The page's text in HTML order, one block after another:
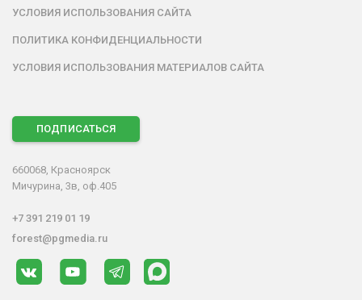
УСЛОВИЯ ИСПОЛЬЗОВАНИЯ САЙТА
ПОЛИТИКА КОНФИДЕНЦИАЛЬНОСТИ
УСЛОВИЯ ИСПОЛЬЗОВАНИЯ МАТЕРИАЛОВ САЙТА
ПОДПИСАТЬСЯ
660068, Красноярск
Мичурина, 3в, оф.405
+7 391 219 01 19
forest@pgmedia.ru